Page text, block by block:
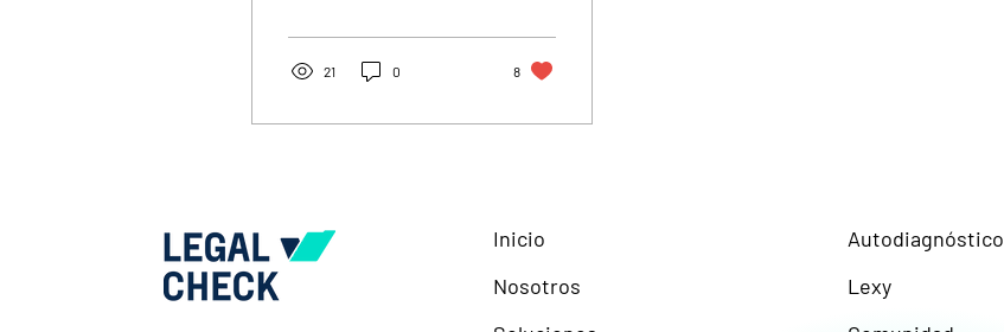
Buenos Aires
21 0 8
Inicio
Nosotros
Autodiagnóstico
Lexy